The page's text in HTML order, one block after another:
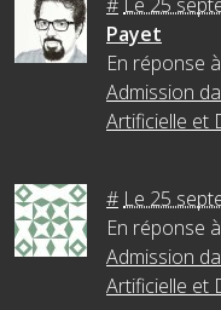
Payet
En réponse
Admission
Artificielle et
# Le 25
En réponse
Admission
Artificielle et